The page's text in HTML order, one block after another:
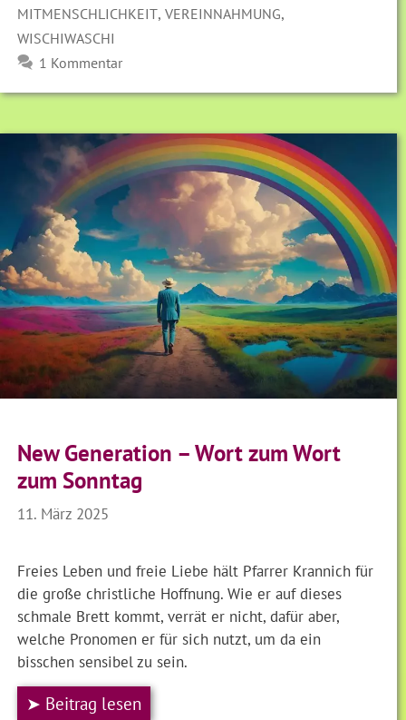
MITMENSCHLICHKEIT,VEREINNAHMUNG,
WISCHIWASCHI
1 Kommentar
New Generation – Wort zum Wort
zum Sonntag
11. März 2025
Freies Leben und freie Liebe hält Pfarrer Krannich für
die große christliche Hoffnung. Wie er auf dieses
schmale Brett kommt, verrät er nicht, dafür aber,
welche Pronomen er für sich nutzt, um da ein
bisschen sensibel zu sein.
➤ Beitrag lesen